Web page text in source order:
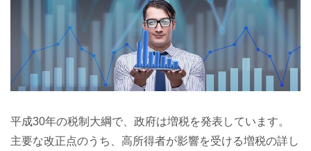
平成30年の税制大綱で、政府は増税を発表しています。
主要な改正点のうち、高所得者が影響を受ける増税の詳し